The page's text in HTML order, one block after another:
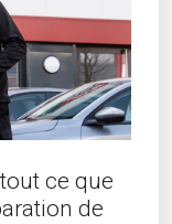
tout ce que
de